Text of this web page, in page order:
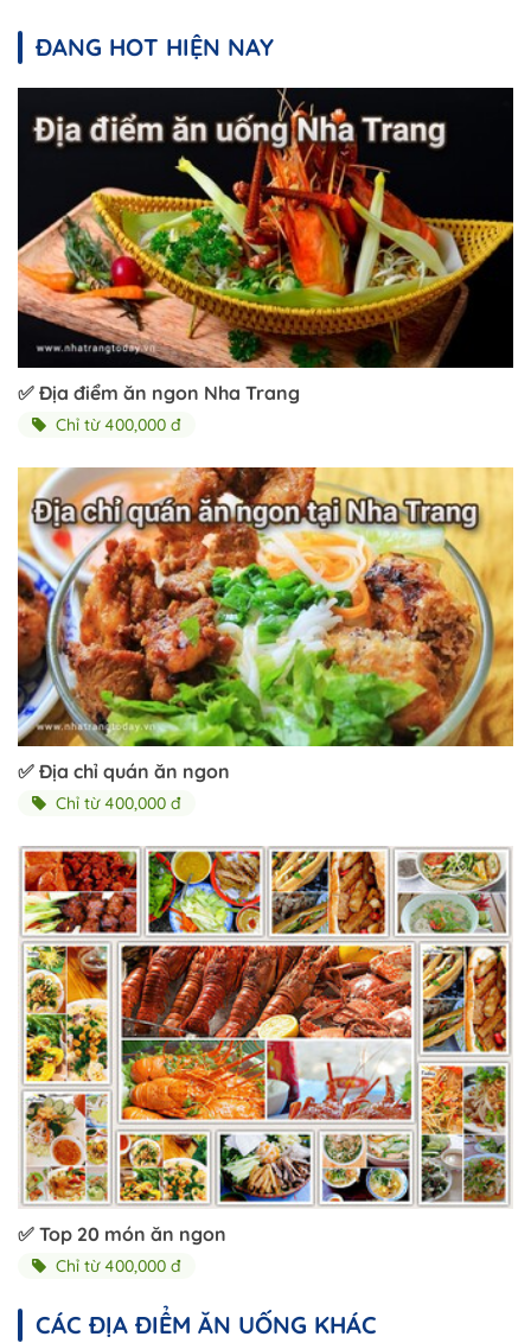
ĐANG HOT HIỆN NAY
✅ Địa điểm ăn ngon Nha Trang
Chỉ từ 400,000 đ
✅ Địa chỉ quán ăn ngon
Chỉ từ 400,000 đ
✅ Top 20 món ăn ngon
Chỉ từ 400,000 đ
CÁC ĐỊA ĐIỂM ĂN UỐNG KHÁC